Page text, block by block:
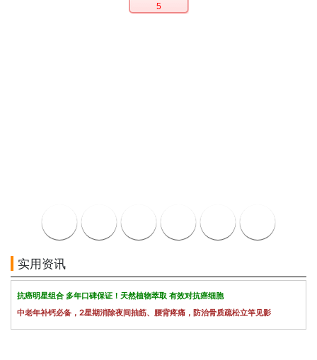
5
实用资讯
抗癌明星组合 多年口碑保证！天然植物萃取 有效对抗癌细胞
中老年补钙必备，2星期消除夜间抽筋、腰背疼痛，防治骨质疏松立竿见影